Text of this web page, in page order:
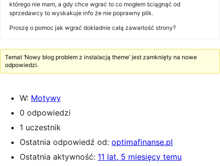
którego nie mam, a gdy chce wgrać to co mogłem ściągnąć od
sprzedawcy to wyskakuje info że nie poprawny plik.
Proszę o pomoc jak wgrać dokładnie całą zawartość strony?
Temat ‘Nowy blog problem z instalacją theme’ jest zamknięty na nowe
odpowiedzi.
W: Motywy
0 odpowiedzi
1 uczestnik
Ostatnia odpowiedź od: optimafinanse.pl
Ostatnia aktywność: 11 lat, 5 miesięcy temu